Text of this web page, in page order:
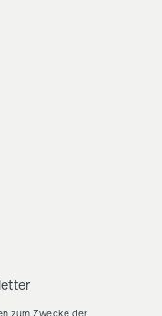
zum Zwecke der